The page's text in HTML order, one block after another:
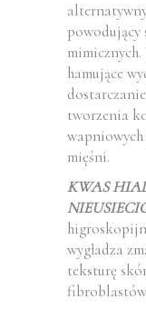
powodujący
mimicznych.
hamujące
tworzenia
wapniowych
mięśni.
KWAS
wygładza
teksturę